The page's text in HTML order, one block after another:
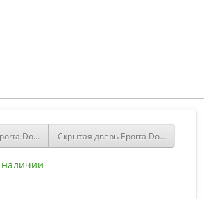
Dorsum 10.2 Invi экошпон бетон серый
Скрытая дверь Eporta Dorsum 1.0
наличии